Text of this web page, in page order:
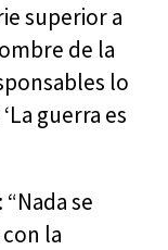
superior a
de la
lo
guerra es
se
la